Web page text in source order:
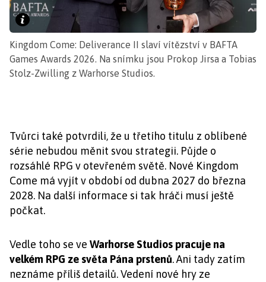
Kingdom Come: Deliverance II slaví vítězství v BAFTA
Games Awards 2026. Na snímku jsou Prokop Jirsa a Tobias
Stolz-Zwilling z Warhorse Studios.
Tvůrci také potvrdili, že u třetího titulu z oblíbené
série nebudou měnit svou strategii. Půjde o
rozsáhlé RPG v otevřeném světě. Nové Kingdom
Come má vyjít v období od dubna 2027 do března
2028. Na další informace si tak hráči musí ještě
počkat.
Vedle toho se ve Warhorse Studios pracuje na
velkém RPG ze světa Pána prstenů. Ani tady zatím
neznáme příliš detailů. Vedení nové hry ze